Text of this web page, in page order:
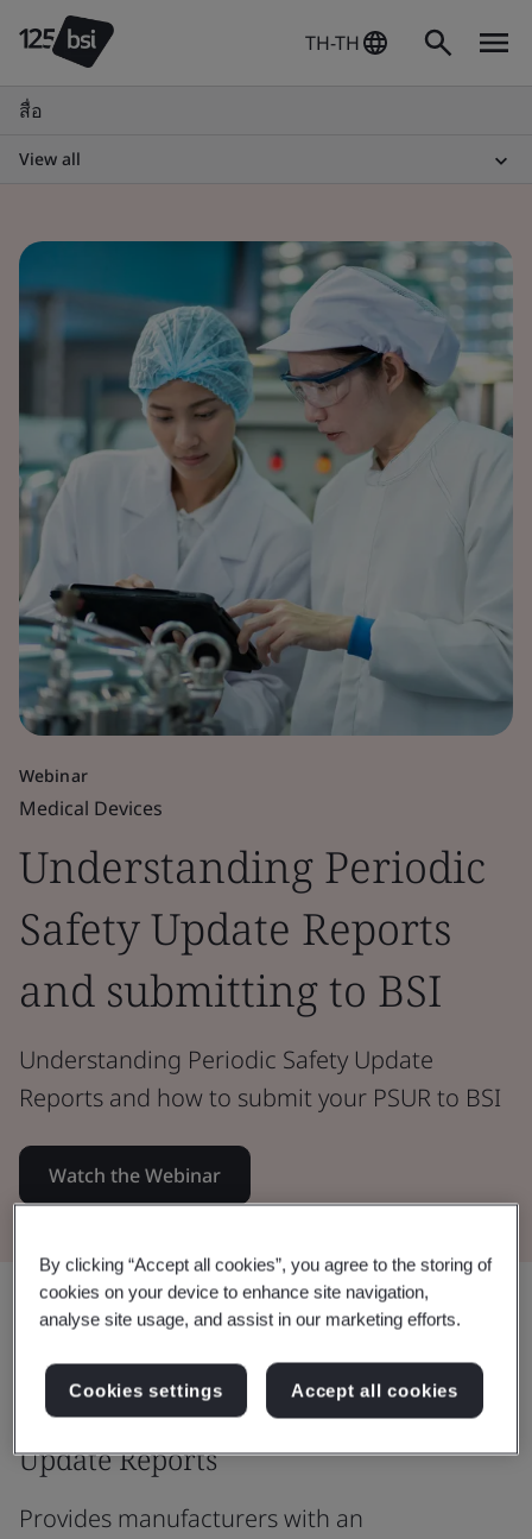
TH-TH
สื่อ
View all
Webinar
Medical Devices
Understanding Periodic
Safety Update Reports
and submitting to BSI
Understanding Periodic Safety Update
Reports and how to submit your PSUR to BSI
Watch the Webinar
แชร์:
Understanding Periodic Safety
Update Reports
Provides manufacturers with an
By clicking “Accept all cookies”, you agree to the storing of
cookies on your device to enhance site navigation,
analyse site usage, and assist in our marketing efforts.
Cookies settings Accept all cookies